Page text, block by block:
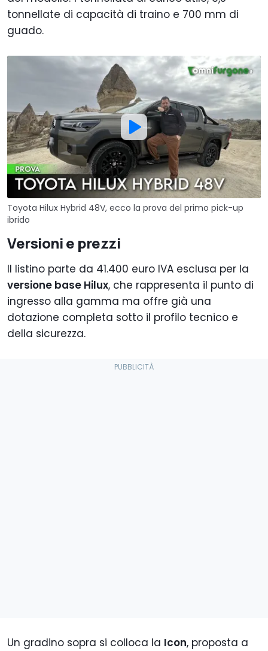
tonnellate di capacità di traino e 700 mm di
guado.
Toyota Hilux Hybrid 48V, ecco la prova del primo pick-up
ibrido
Versioni e prezzi
Il listino parte da 41.400 euro IVA esclusa per la
versione base Hilux, che rappresenta il punto di
ingresso alla gamma ma offre già una
dotazione completa sotto il profilo tecnico e
della sicurezza.
Un gradino sopra si colloca la Icon, proposta a